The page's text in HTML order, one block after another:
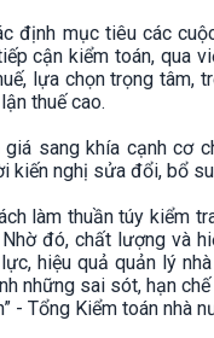
định mục tiêu các
cận kiểm toán, qua
lựa chọn trọng tâm,
thuế cao.
sang khía cạnh cơ
kiến nghị sửa đổi, bổ
làm thuần túy kiểm
đó, chất lượng và
hiệu quả quản lý
những sai sót, hạn
- Tổng Kiểm toán nhà